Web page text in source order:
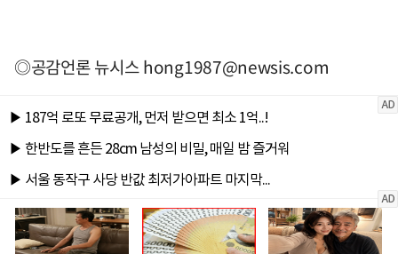
◎공감언론 뉴시스hong1987@newsis.com